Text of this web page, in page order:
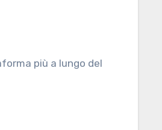
più a lungo del